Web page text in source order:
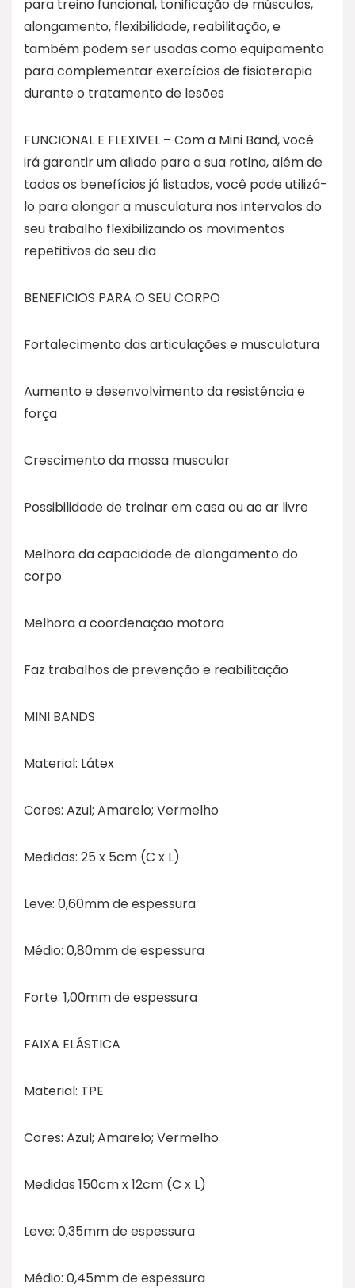
para treino funcional, tonificação de músculos,
alongamento, flexibilidade, reabilitação, e
também podem ser usadas como equipamento
para complementar exercícios de fisioterapia
durante o tratamento de lesões
FUNCIONAL E FLEXIVEL – Com a Mini Band, você
irá garantir um aliado para a sua rotina, além de
todos os benefícios já listados, você pode utilizá-
lo para alongar a musculatura nos intervalos do
seu trabalho flexibilizando os movimentos
repetitivos do seu dia
BENEFICIOS PARA O SEU CORPO
Fortalecimento das articulações e musculatura
Aumento e desenvolvimento da resistência e
força
Crescimento da massa muscular
Possibilidade de treinar em casa ou ao ar livre
Melhora da capacidade de alongamento do
corpo
Melhora a coordenação motora
Faz trabalhos de prevenção e reabilitação
MINI BANDS
Material: Látex
Cores: Azul; Amarelo; Vermelho
Medidas: 25 x 5cm (C x L)
Leve: 0,60mm de espessura
Médio: 0,80mm de espessura
Forte: 1,00mm de espessura
FAIXA ELÁSTICA
Material: TPE
Cores: Azul; Amarelo; Vermelho
Medidas 150cm x 12cm (C x L)
Leve: 0,35mm de espessura
Médio: 0,45mm de espessura